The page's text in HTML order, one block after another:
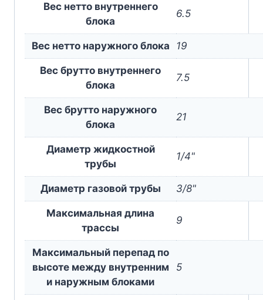
Вес нетто внутреннего
блока
6.5
Вес нетто наружного блока 19
Вес брутто внутреннего
блока
7.5
Вес брутто наружного
блока
21
Диаметр жидкостной
трубы
1/4"
Диаметр газовой трубы 3/8"
Максимальная длина
трассы
9
Максимальный перепад по
высоте между внутренним
и наружным блоками
5